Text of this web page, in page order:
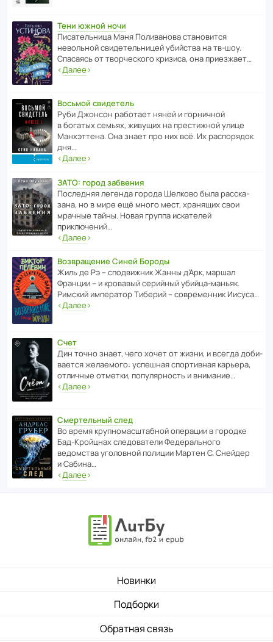
Тени южной ночи
Писа­тель­ница Маня Поли­ва­нова стано­вится
невольной свиде­тель­ницей убийства на тв-шоу.
Спасаясь от твор­че­с­кого кризиса, она приезжает…
‹Далее›
Восьмой свидетель
Руби Джонсон рабо­тает няней и горни­чной
в богатых семьях, живущих на прес­ти­жной улице
Манх­эт­тена. Она знает про них всё. Их распо­рядок
дня…
‹Далее›
ЗАТО: город забвения
После­дняя легенда города Шелково была расска­
зана, но в мире ещё много мест, хранящих свои
мрачные тайны. Новая группа иска­телей
приключений…
‹Далее›
Возвращение Синей Бороды
Жиль де Рэ – спод­ви­жник Жанны д’Арк, маршал
Франции – и кровавый серийный убийца-маньяк.
Римский импе­ратор Тиберий – совре­менник Иисуса…
‹Далее›
Счет
Дин точно знает, чего хочет от жизни, и всегда доби­
ва­ется жела­е­мого: успе­шная спор­ти­вная карьера,
отли­чные отметки, попу­ля­р­ность и внимание…
‹Далее›
Смертельный след
Во время круп­но­мас­ш­та­бной операции в городке
Бад‑Крой­цнах следо­ва­тели Феде­раль­ного
ведомства уголо­вной полиции Мартен С. Снейдер
и Сабина…
‹Далее›
Новинки
Подборки
Обратная связь